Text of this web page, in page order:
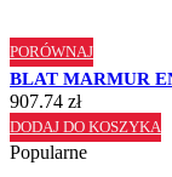
PORÓWNAJ
BLAT MARMUR
907.74 zł
DODAJ DO KOSZYKA
Popularne